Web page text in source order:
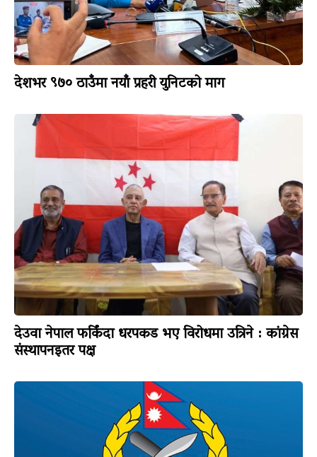
देशभर ९७० ठाउँमा नयाँ प्रहरी युनिटको माग
देउवा नेपाल फर्किंदा धरपकड भए विरोधमा उत्रिने : कांग्रेस
संस्थापनइतर पक्ष